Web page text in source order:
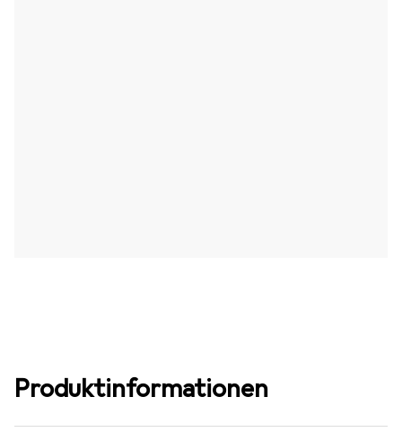
Produktinformationen